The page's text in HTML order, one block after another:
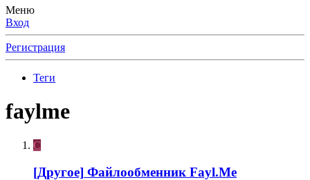
Меню
Вход
Регистрация
Теги
faylme
C
[Другое] Файлообменник Fayl.Me